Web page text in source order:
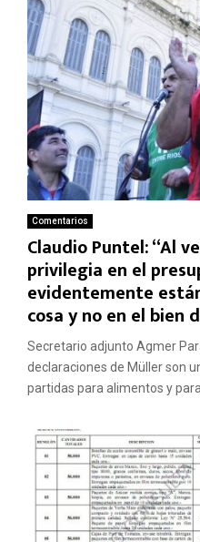
Comentarios
Claudio Puntel: “Al
privilegia en el
evidentemente
cosa y no en el bien
Secretario adjunto Agmer
declaraciones de Müller son
partidas para alimentos y